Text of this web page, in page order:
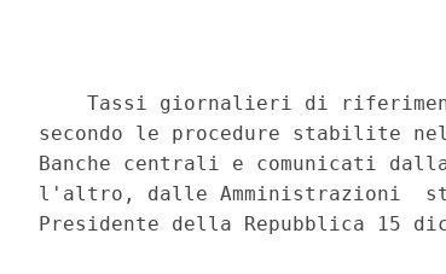
Tassi giornalieri di
secondo le procedure stabilite
Banche centrali e comunicati
l'altro, dalle Amministrazioni
Presidente della Repubblica 15